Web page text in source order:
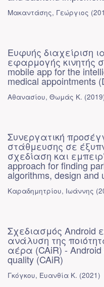
Μακαντάσης, Γεώργιος (
Ευφυής διαχείριση
εφαρμογής κινητής
mobile app for the
medical appointments
Αθανασίου, Θωμάς Κ. (2019
Συνεργατική
στάθμευσης σε
σχεδίαση και
approach for finding
algorithms, design and
Καραδημητρίου, Ιωάννης (
Σχεδιασμός Android
ανάλυση της
αέρα (CAiR) - Android
quality (CAiR)
Γκόγκου, Ευανθία Κ. (2021)